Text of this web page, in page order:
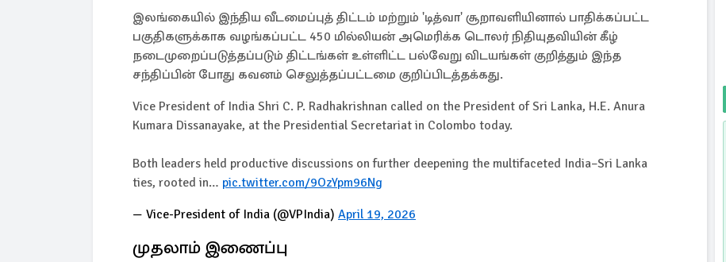
இலங்கையில் இந்திய வீடமைப்புத் திட்டம் மற்றும் 'டித்வா' சூறாவளியினால் பாதிக்கப்பட்ட
பகுதிகளுக்காக வழங்கப்பட்ட 450 மில்லியன் அமெரிக்க டொலர் நிதியுதவியின் கீழ்
நடைமுறைப்படுத்தப்படும் திட்டங்கள் உள்ளிட்ட பல்வேறு விடயங்கள் குறித்தும் இந்த
சந்திப்பின் போது கவனம் செலுத்தப்பட்டமை குறிப்பிடத்தக்கது.
Vice President of India Shri C. P. Radhakrishnan called on the President of Sri Lanka, H.E. Anura
Kumara Dissanayake, at the Presidential Secretariat in Colombo today.
Both leaders held productive discussions on further deepening the multifaceted India–Sri Lanka
ties, rooted in… pic.twitter.com/9OzYpm96Ng
— Vice-President of India (@VPIndia) April 19, 2026
முதலாம் இணைப்பு